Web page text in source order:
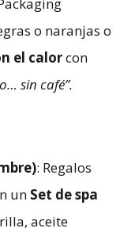
o naranjas o
el calorcon
sin café”.
: Regalos
un Set de spa
aceite